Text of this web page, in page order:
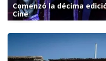
Comenzó la décima
Cine